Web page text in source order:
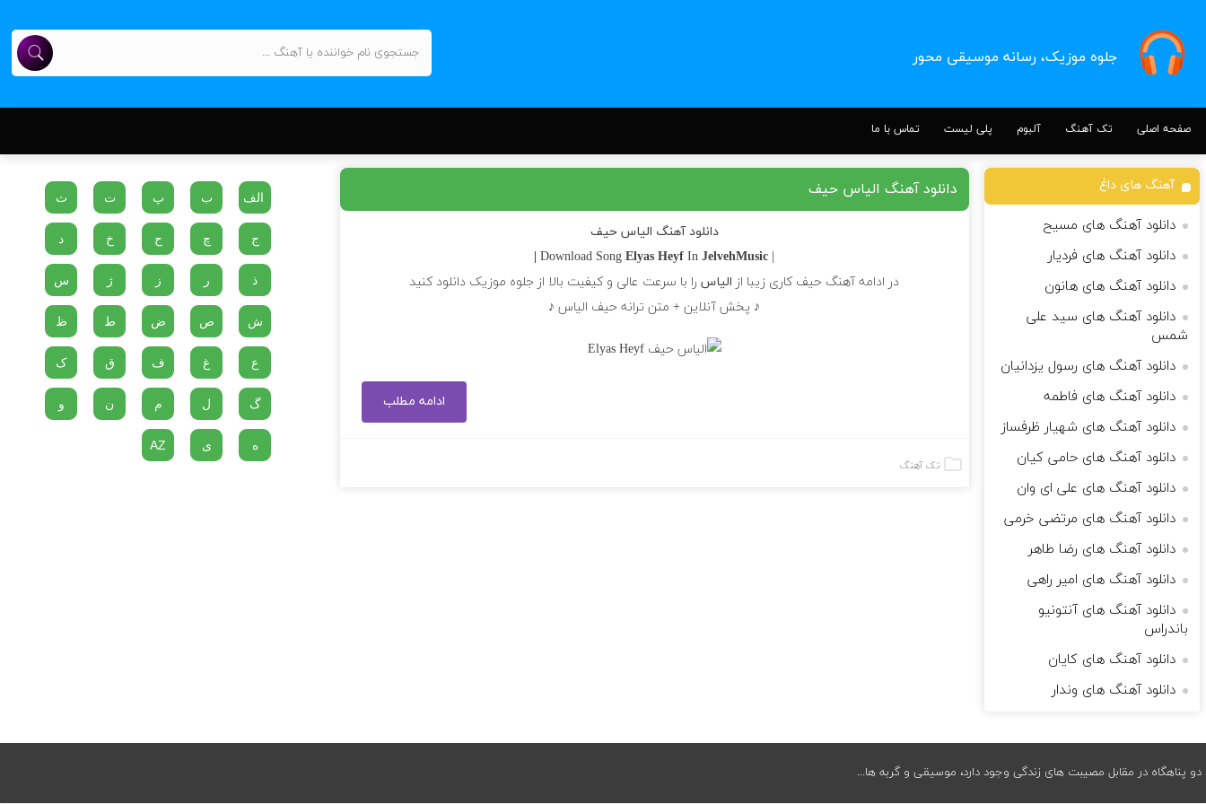
جلوه موزیک، رسانه موسیقی محور
صفحه اصلی تک آهنگ آلبوم پلی لیست تماس با ما
دانلود آهنگ الیاس حیف
دانلود آهنگ الیاس حیف
| Download Song
Elyas Heyf InJelvehMusic |
در ادامه آهنگ حیف کاری زیبا از الیاسرا با سرعت عالی و کیفیت بالا از جلوه موزیک دانلود کنید
♪ پخش آنلاین + متن ترانه حیف الیاس ♪
ادامه مطلب
تک آهنگ
آهنگ های داغ
دانلود آهنگ های مسیح
دانلود آهنگ های فردیار
دانلود آهنگ های هانون
دانلود آهنگ های سید علی
شمس
دانلود آهنگ های رسول یزدانیان
دانلود آهنگ های فاطمه
دانلود آهنگ های شهیار ظرفساز
دانلود آهنگ های حامی کیان
دانلود آهنگ های علی ای وان
دانلود آهنگ های مرتضی خرمی
دانلود آهنگ های رضا طاهر
دانلود آهنگ های امیر راهی
دانلود آهنگ های آنتونیو
باندراس
دانلود آهنگ های کایان
دانلود آهنگ های وندار
الف ب پ ت ث
ج چ ح خ د
ذ ر ز ژ س
ش ص ض ط ظ
ع غ ف ق ک
گ ل م ن و
ه ی AZ
دو پناهگاه در مقابل مصیبت های زندگی وجود دارد، موسیقی و گربه ها...